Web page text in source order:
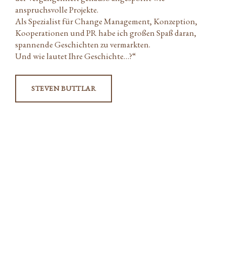
anspruchsvolle Projekte.
Als Spezialist für Change Management, Konzeption,
Kooperationen und PR habe ich großen Spaß daran,
spannende Geschichten zu vermarkten.
Und wie lautet Ihre Geschichte…?“
STEVEN BUTTLAR